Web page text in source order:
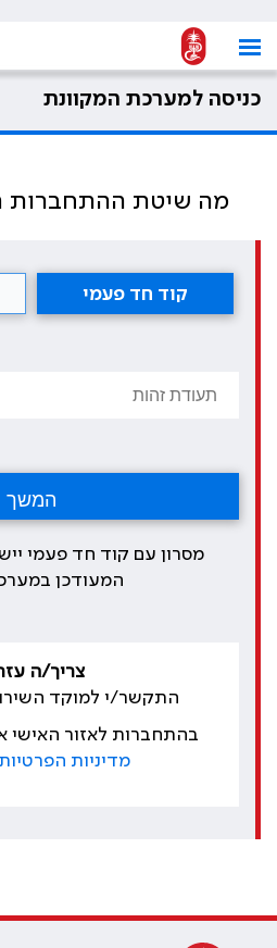
כניסה למערכת המקוונת
מה שיטת ההתחברות
קוד חד פעמי
מסרון עם קוד חד פעמי
המעודכן
צריך/ה
התקשר/י למוקד
בהתחברות לאזור
מדיניות